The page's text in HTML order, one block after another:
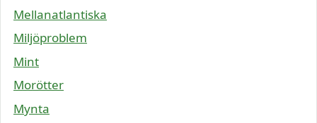
Mellanatlantiska
Miljöproblem
Mint
Morötter
Mynta